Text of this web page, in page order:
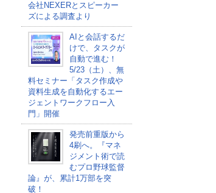
会社NEXERとスピーカー
ズによる調査より
AIと会話するだ
けで、タスクが
自動で進む！
5/23（土）、無
料セミナー「タスク作成や
資料生成を自動化するエー
ジェントワークフロー入
門」開催
発売前重版から
4刷へ。『マネ
ジメント術で読
むプロ野球監督
論』が、累計1万部を突
破！